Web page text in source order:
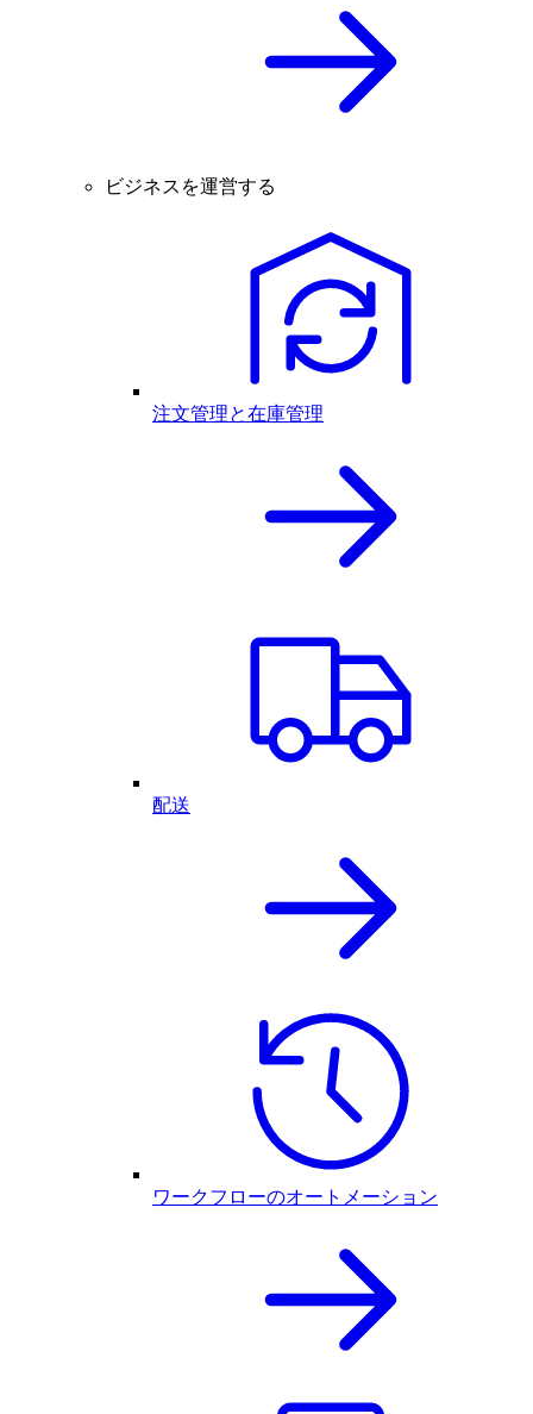
ビジネスを運営する
注文管理と在庫管理
配送
ワークフローのオートメーション